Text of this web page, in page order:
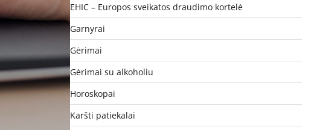
EHIC – Europos sveikatos draudimo kortelė
Garnyrai
Gėrimai
Gėrimai su alkoholiu
Horoskopai
Karšti patiekalai